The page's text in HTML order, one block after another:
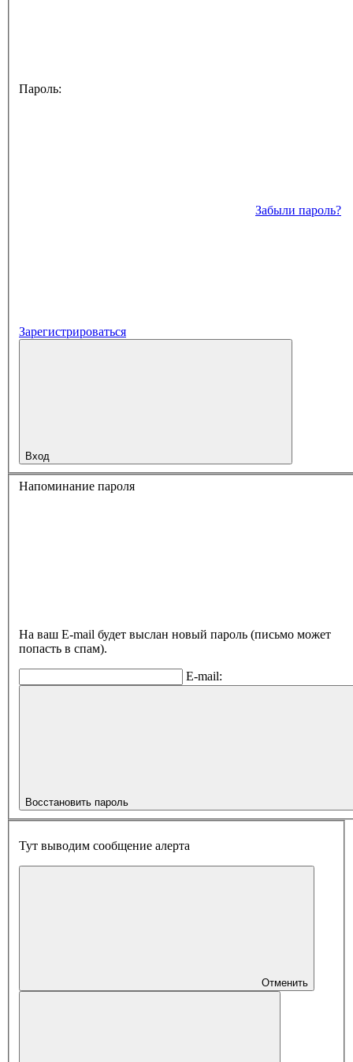
Пароль:
Забыли пароль?
Зарегистрироваться
Вход
Напоминание пароля
На ваш E-mail будет выслан новый пароль (письмо может
попасть в спам).
E-mail:
Восстановить пароль
Тут выводим сообщение алерта
Отменить